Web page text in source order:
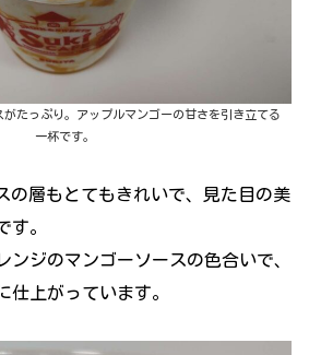
がたっぷり。アップルマンゴーの甘さを引き立てる
一杯です。
の層もとてもきれいで、見た目の美
す。
ンジのマンゴーソースの色合いで、
仕上がっています。